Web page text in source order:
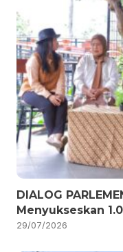
DIALOG
Menyukseskan
29/07/2026